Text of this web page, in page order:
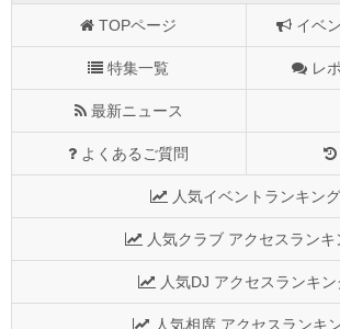
TOPページ イベ
特集一覧 レ
最新ニュース
よくあるご質問
人気イベントランキング
人気クラブ アクセスランキ
人気DJ アクセスランキン
人気相席 アクセスランキ